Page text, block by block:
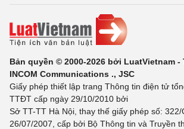
Bản quyền © 2000-2026 bởi LuatVietnam -
INCOM Communications ., JSC
Giấy phép thiết lập trang Thông tin điện tử
TTĐT cấp ngày 29/10/2010 bởi
Sở TT-TT Hà Nội, thay thế giấy phép số: 322/
26/07/2007, cấp bởi Bộ Thông tin và Truyền